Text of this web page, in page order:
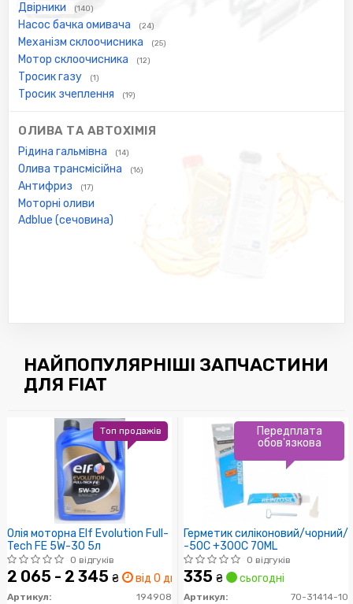
Двірники (140)
Насос бачка омивача (24)
Механізм склоочисника (25)
Мотор склоочисника (12)
Тросик газу (1)
Тросик зчеплення (19)
ОЛИВА ТА АВТОХІМІЯ
Рідина гальмівна (14)
Олива трансмісійна (16)
Антифриз (17)
Моторні оливи
Adblue (сечовина)
НАЙПОПУЛЯРНІШІ ЗАПЧАСТИНИ
ДЛЯ FIAT
Олія моторна Elf Evolution Full-
Tech FE 5W-30 5л
0 відгуків
2 065 - 2 345 ₴ від 0 дн.
Артикул:
194908
Топ продажів
Герметик силіконовий/чорний/
-50C +300C 70ML
0 відгуків
335 ₴ сьогодні
Артикул:
70-31414-10
Передплата
обов'язкова